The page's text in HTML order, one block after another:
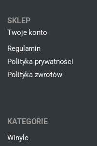
SKLEP
Twoje konto
Regulamin
Polityka prywatności
Polityka zwrotów
KATEGORIE
Winyle